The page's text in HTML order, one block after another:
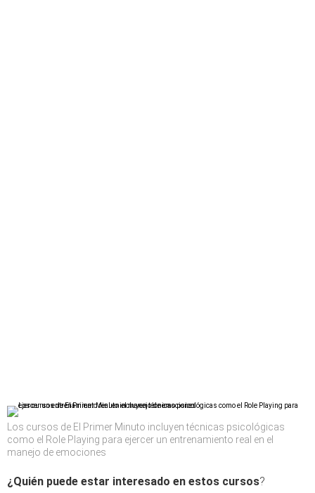
Los cursos de El Primer Minuto incluyen técnicas psicológicas
como el Role Playing para ejercer un entrenamiento real en el
manejo de emociones
¿Quién puede estar interesado en estos cursos?